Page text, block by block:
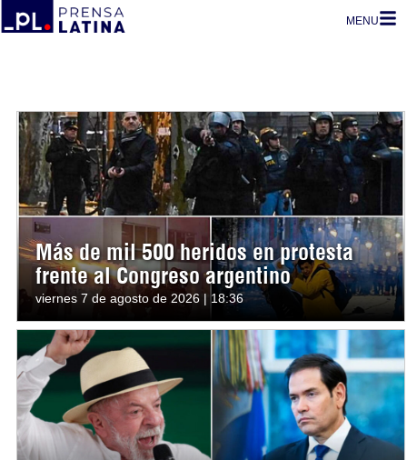
MENU
Más de mil 500 heridos en protesta
frente al Congreso argentino
viernes 7 de agosto de 2026 | 18:36